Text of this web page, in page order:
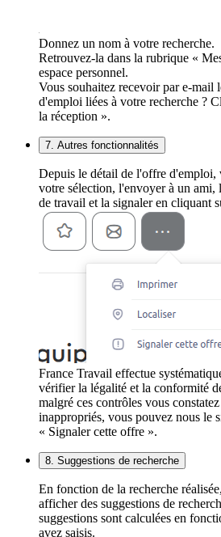
Donnez un nom à votre recherche.
Retrouvez-la dans la rubrique «
espace personnel.
Vous souhaitez recevoir par e-mail
d'emploi liées à votre recherche ?
la réception ».
7. Autres fonctionnalités
Depuis le détail de l'offre d'emploi,
votre sélection, l'envoyer à un
de travail et la signaler en cliquant
France Travail effectue
vérifier la légalité et la conformité
malgré ces contrôles vous
inappropriés, vous pouvez nous le
« Signaler cette offre ».
8. Suggestions de recherche
En fonction de la recherche
afficher des suggestions de
suggestions sont calculées en
avez saisis.